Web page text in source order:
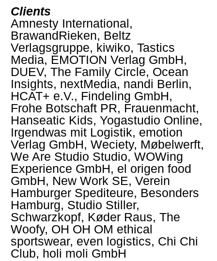
Clients
Amnesty International,
BrawandRieken, Beltz
Verlagsgruppe, kiwiko, Tastics
Media, EMOTION Verlag GmbH,
DUEV, The Family Circle, Ocean
Insights, nextMedia, nandi Berlin,
HCAT+ e.V., Findeling GmbH,
Frohe Botschaft PR, Frauenmacht,
Hanseatic Kids, Yogastudio Online,
Irgendwas mit Logistik, emotion
Verlag GmbH, Weciety, Møbelwerft,
We Are Studio Studio, WOWing
Experience GmbH, el origen food
GmbH, New Work SE, Verein
Hamburger Spediteure, Besonders
Hamburg, Studio Stiller,
Schwarzkopf, Køder Raus, The
Woofy, OH OH OM ethical
sportswear, even logistics, Chi Chi
Club, holi moli GmbH